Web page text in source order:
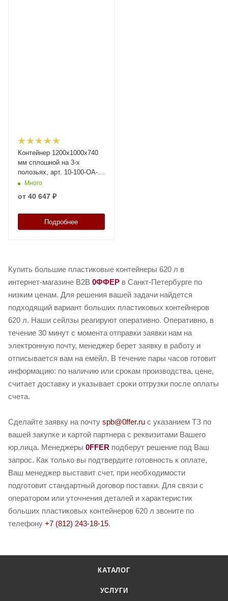
Контейнер 1200х1000х740
мм сплошной на 3-х
полозьях, арт. 10-100-ОА-
ACE-3 синий, код: 02437
Много
от 40 647 ₽
Подробнее
Купить большие пластиковые контейнеры 620 л в
интернет-магазине B2B 0ФФЕР в Санкт-Петербурге по
низким ценам. Для решения вашей задачи найдется
подходящий вариант больших пластиковых контейнеров
620 л. Наши сейлзы реагируют оперативно. Оперативно, в
течение 30 минут с момента отправки заявки нам на
электронную почту, менеджер берет заявку в работу и
отписывается вам на емейл. В течение пары часов готовит
информацию: по наличию или срокам производства, цене,
считает доставку и указывает сроки отгрузки после оплаты
счета.
Сделайте заявку на почту spb@0ffer.ru с указанием ТЗ по
вашей закупке и картой партнера с реквизитами Вашего
юр.лица. Менеджеры 0FFER подберут решение под Ваш
запрос. Как только вы подтвердите готовность к оплате,
Ваш менеджер выставит счет, при необходимости
подготовит стандартный договор поставки. Для связи с
оператором или уточнения деталей и характеристик
больших пластиковых контейнеров 620 л звоните по
телефону +7 (812) 243-18-15.
КАТАЛОГ
УСЛУГИ